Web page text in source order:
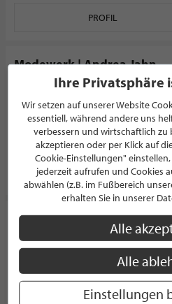
PROFIL
Modewerk | Andrea Jahn
DAMENMODE
5.0/5.0(1)
Kaiserstraße 21-27
51643
Deutschland
PROFIL
C. Pauli Nature
MODEGESCHÄFT
Kaiserstraße 55
51545 Waldbröl
Deutschland
Ihre Privatsphäre
Wir setzen auf unserer Website
essentiell, während andere uns
verbessern und wirtschaftlich zu
akzeptieren oder per Klick auf
Cookie-Einstellungen"
jederzeit aufrufen und Cookies
abwählen (z.B. im Fußbereich
erhalten Sie in unserer
Alle
Alle
Einstellungen